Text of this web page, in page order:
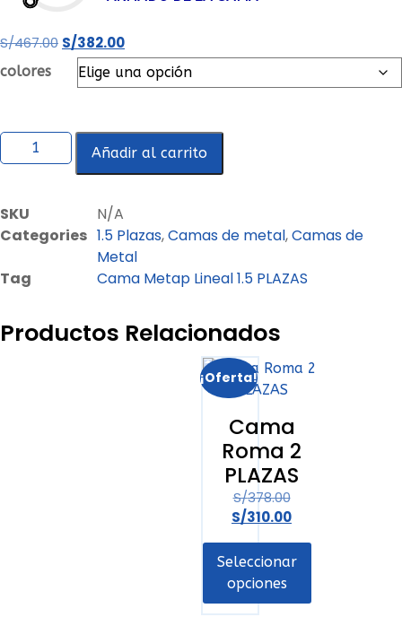
S/467.00 S/382.00
colores
Añadir al carrito
SKU
N/A
Categories 1.5 Plazas,Camas de metal,Camas de
Metal
Tag
Cama Metap Lineal 1.5 PLAZAS
Productos Relacionados
¡Oferta!
Cama
Roma 2
PLAZAS
S/378.00
S/310.00
Seleccionar
opciones